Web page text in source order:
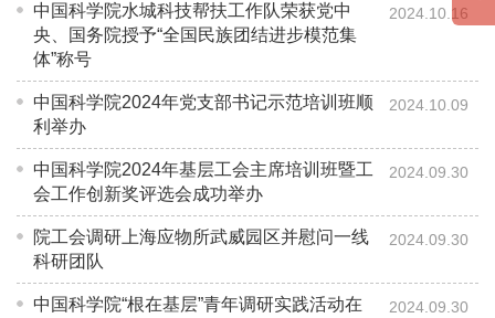
中国科学院水城科技帮扶工作队荣获党中
央、国务院授予“全国民族团结进步模范集
体”称号
2024.10.16
中国科学院2024年党支部书记示范培训班顺
利举办
2024.10.09
中国科学院2024年基层工会主席培训班暨工
会工作创新奖评选会成功举办
2024.09.30
院工会调研上海应物所武威园区并慰问一线
科研团队
2024.09.30
中国科学院“根在基层”青年调研实践活动在
2024.09.30